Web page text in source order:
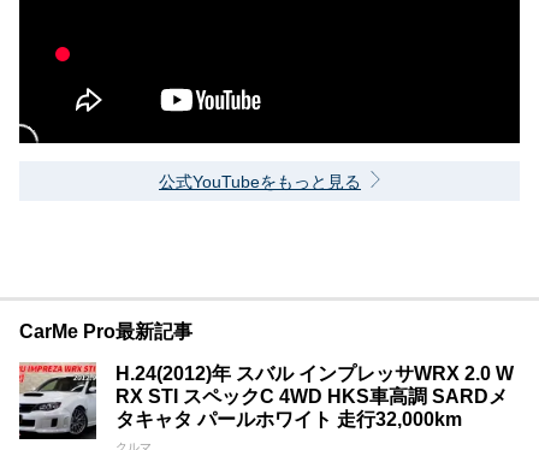
公式YouTubeをもっと見る
CarMe Pro最新記事
H.24(2012)年 スバル インプレッサWRX 2.0 W
RX STI スペックC 4WD HKS車高調 SARDメ
タキャタ パールホワイト 走行32,000km
クルマ